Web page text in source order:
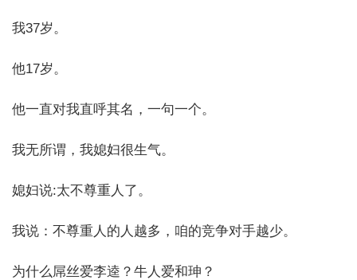
我37岁。
他17岁。
他一直对我直呼其名，一句一个。
我无所谓，我媳妇很生气。
媳妇说:太不尊重人了。
我说：不尊重人的人越多，咱的竞争对手越少。
为什么屌丝爱李逵？牛人爱和珅？